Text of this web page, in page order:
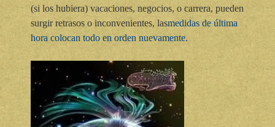
(si los hubiera) vacaciones, negocios, o carrera, pueden
surgir retrasos o inconvenientes, lasmedidas de última
hora colocan todo en orden nuevamente.